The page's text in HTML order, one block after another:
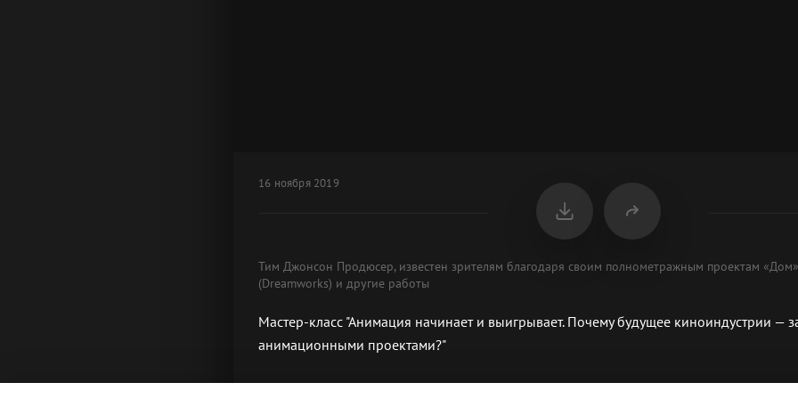
16 ноября 2019
Тим Джонсон Продюсер, известен зрителям благодаря своим полнометражным проектам
(Dreamworks) и другие работы
Мастер-класс "Анимация начинает и выигрывает. Почему будущее киноиндустрии —
анимационными проектами?"